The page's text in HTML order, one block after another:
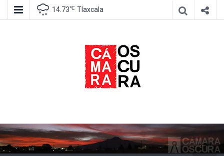
14.73℃ Tlaxcala
Cámara
Oscura